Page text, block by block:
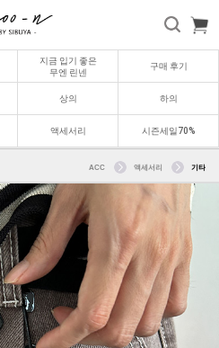
지금 입기 좋은
무엔 린넨
구매 후기
상의 하의
액세서리 시즌세일70%
ACC 액세서리 기타